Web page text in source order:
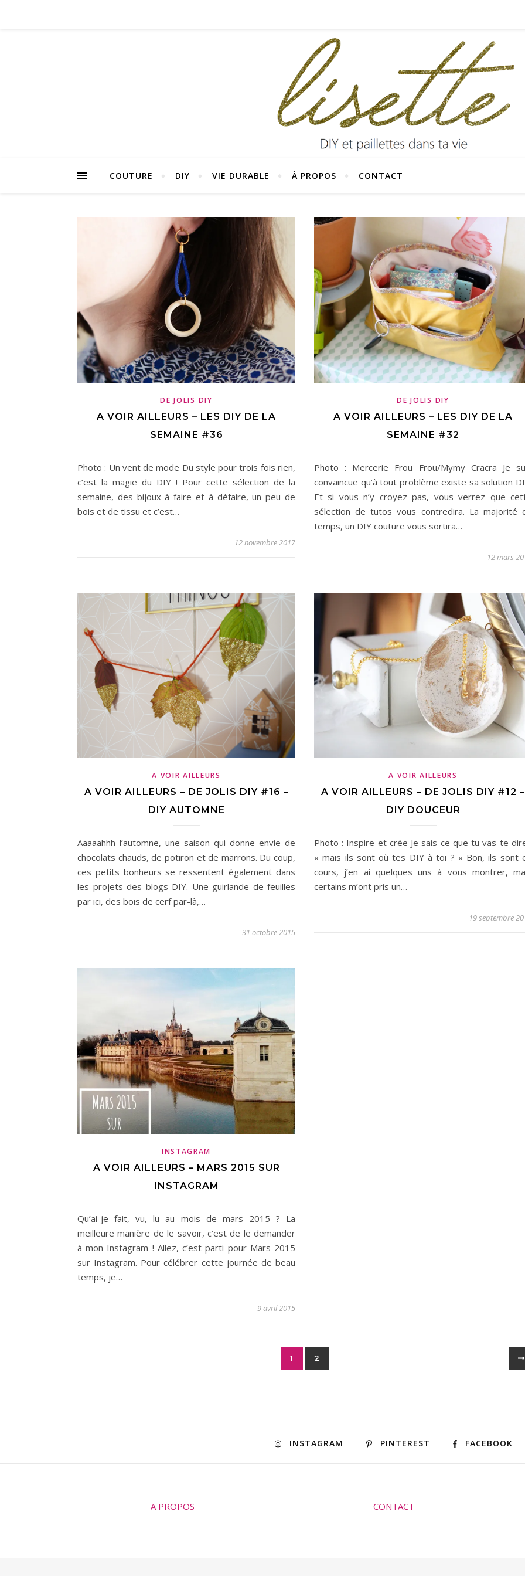
COUTURE DIY VIE DURABLE À PROPOS CONTACT
DE JOLIS DIY
A VOIR AILLEURS – LES DIY DE LA
SEMAINE #36
Photo : Un vent de mode Du style pour trois fois rien,
c’est la magie du DIY ! Pour cette sélection de la
semaine, des bijoux à faire et à défaire, un peu de
bois et de tissu et c’est…
12 novembre 2017
DE JOLIS DIY
A VOIR AILLEURS – LES DIY DE LA
SEMAINE #32
Photo : Mercerie Frou Frou/Mymy Cracra Je
convaincue qu’à tout problème existe sa solution
Et si vous n’y croyez pas, vous verrez que
sélection de tutos vous contredira. La majorité
temps, un DIY couture vous sortira…
12 mars
A VOIR AILLEURS
A VOIR AILLEURS – DE JOLIS DIY #16 –
DIY AUTOMNE
Aaaaahhh l’automne, une saison qui donne envie de
chocolats chauds, de potiron et de marrons. Du coup,
ces petits bonheurs se ressentent également dans
les projets des blogs DIY. Une guirlande de feuilles
par ici, des bois de cerf par-là,…
31 octobre 2015
A VOIR AILLEURS
A VOIR AILLEURS – DE JOLIS DIY #12 –
DIY DOUCEUR
Photo : Inspire et crée Je sais ce que tu vas te
« mais ils sont où tes DIY à toi ? » Bon, ils sont
cours, j’en ai quelques uns à vous montrer,
certains m’ont pris un…
19 septembre
INSTAGRAM
A VOIR AILLEURS – MARS 2015 SUR
INSTAGRAM
Qu’ai-je fait, vu, lu au mois de mars 2015 ? La
meilleure manière de le savoir, c’est de le demander
à mon Instagram ! Allez, c’est parti pour Mars 2015
sur Instagram. Pour célébrer cette journée de beau
temps, je…
9 avril 2015
1 2
INSTAGRAM PINTEREST FACEBOOK
A PROPOS CONTACT